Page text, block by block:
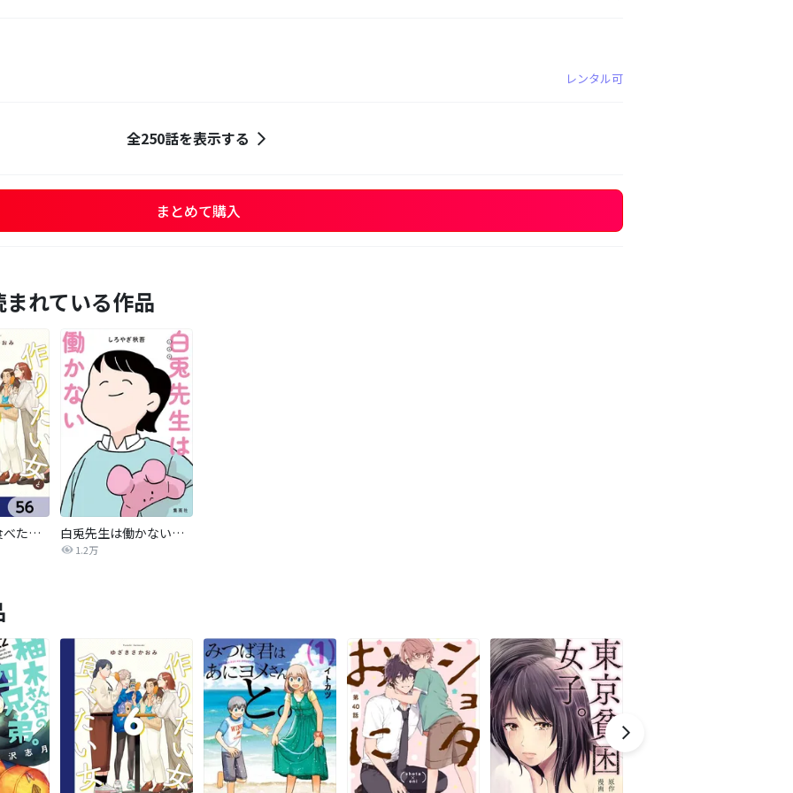
レンタル可
全250話を表示する
まとめて購入
れている作品
作りたい女と食べたい女【分冊版】 白兎先生は働かない【タテヨミ】
1.2万